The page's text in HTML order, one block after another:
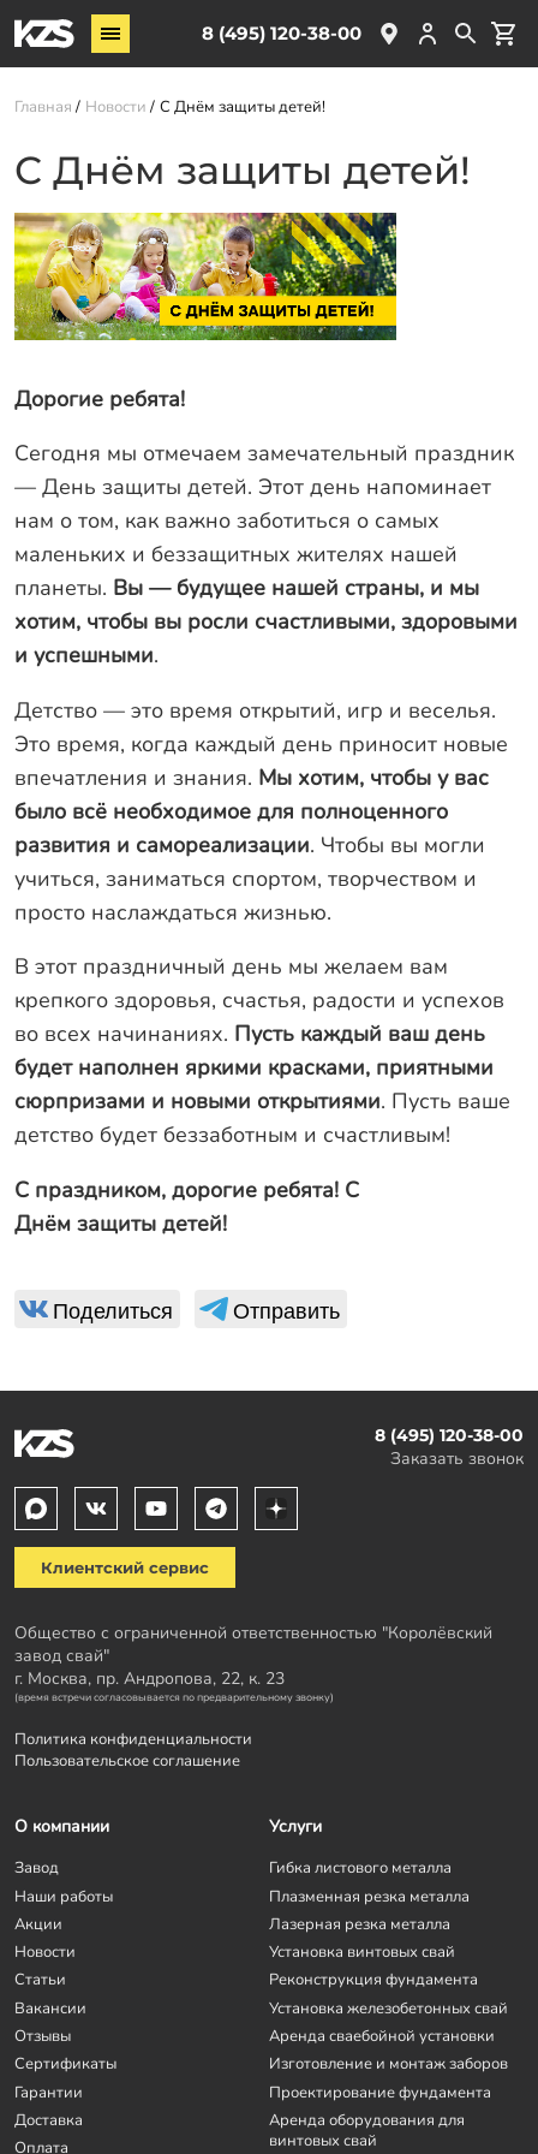
8 (495) 120-38-00
Винтовые сваи
ЖБ сваи
Обвязка свай
Комплектующие
Услуги
О компании
Акции
Партнёрам
Доставка
Отзывы
Гарантии
Вакансии
Калькулятор ЖБ свай
Заказать звонок
Главная Новости С Днём защиты детей!
С Днём защиты детей!
Дорогие ребята!
Сегодня мы отмечаем замечательный праздник
— День защиты детей. Этот день напоминает
нам о том, как важно заботиться о самых
маленьких и беззащитных жителях нашей
планеты. Вы — будущее нашей страны, и мы
хотим, чтобы вы росли счастливыми, здоровыми
и успешными.
Детство — это время открытий, игр и веселья.
Это время, когда каждый день приносит новые
впечатления и знания. Мы хотим, чтобы у вас
было всё необходимое для полноценного
развития и самореализации. Чтобы вы могли
учиться, заниматься спортом, творчеством и
просто наслаждаться жизнью.
В этот праздничный день мы желаем вам
крепкого здоровья, счастья, радости и успехов
во всех начинаниях. Пусть каждый ваш день
будет наполнен яркими красками, приятными
сюрпризами и новыми открытиями. Пусть ваше
детство будет беззаботным и счастливым!
С праздником, дорогие ребята! С
Днём защиты детей!
Поделиться Отправить
8 (495) 120-38-00
Заказать звонок
Клиентский сервис
Общество с ограниченной ответственностью "Королёвский
завод свай"
г. Москва, пр. Андропова, 22, к. 23
(время встречи согласовывается по предварительному звонку)
Политика конфиденциальности
Пользовательское соглашение
О компании
Завод
Наши работы
Акции
Новости
Статьи
Вакансии
Отзывы
Сертификаты
Гарантии
Доставка
Оплата
Услуги
Гибка листового металла
Плазменная резка металла
Лазерная резка металла
Установка винтовых свай
Реконструкция фундамента
Установка железобетонных свай
Аренда сваебойной установки
Изготовление и монтаж заборов
Проектирование фундамента
Аренда оборудования для
винтовых свай